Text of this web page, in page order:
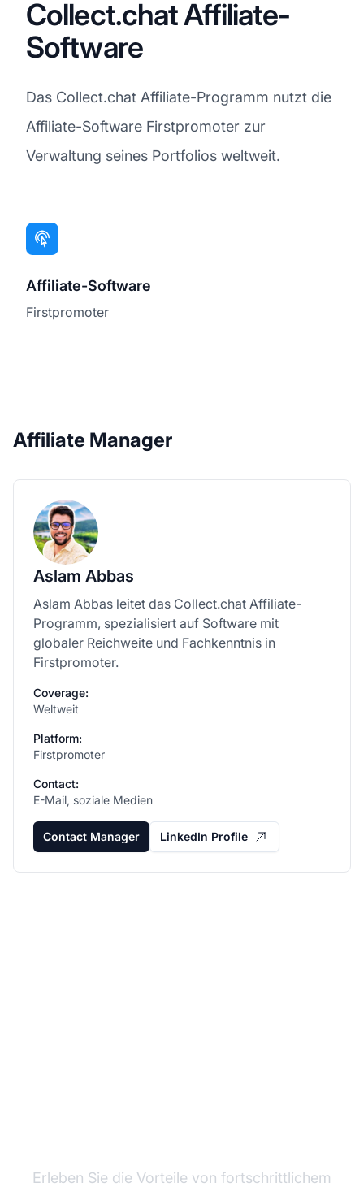
Collect.chat Affiliate-
Software
Das Collect.chat Affiliate-Programm nutzt die
Affiliate-Software Firstpromoter zur
Verwaltung seines Portfolios weltweit.
Affiliate-Software
Firstpromoter
Affiliate Manager
Aslam Abbas
Aslam Abbas leitet das Collect.chat Affiliate-
Programm, spezialisiert auf Software mit
globaler Reichweite und Fachkenntnis in
Firstpromoter.
Coverage:
Weltweit
Platform:
Firstpromoter
Contact:
E-Mail, soziale Medien
Contact Manager LinkedIn Profile
Erleben Sie die Vorteile von fortschrittlichem